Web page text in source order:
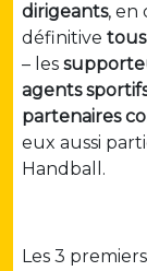
dirigeants, en
définitive tous
– les
agents
partenaires
eux aussi
Handball.
Les 3